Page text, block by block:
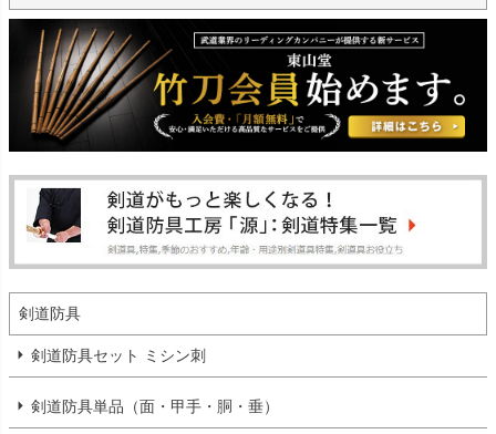
剣道防具
剣道防具セット ミシン刺
剣道防具単品（面・甲手・胴・垂）